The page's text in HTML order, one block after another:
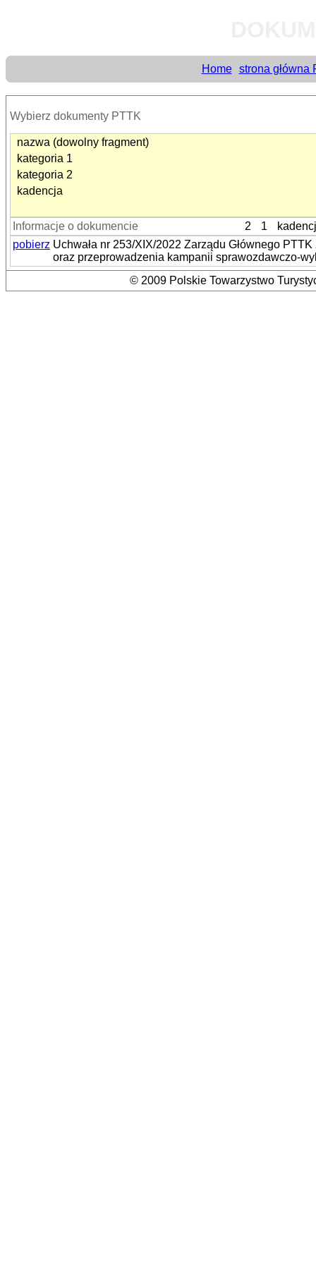
Home strona główna
Wybierz dokumenty PTTK
nazwa (dowolny fragment)
kategoria 1
kategoria 2
kadencja
Informacje o dokumencie 2 1
pobierz Uchwała nr 253/XIX/2022 Zarządu Głównego
oraz przeprowadzenia kampanii sprawozdawczo-
© 2009 Polskie Towarzystwo